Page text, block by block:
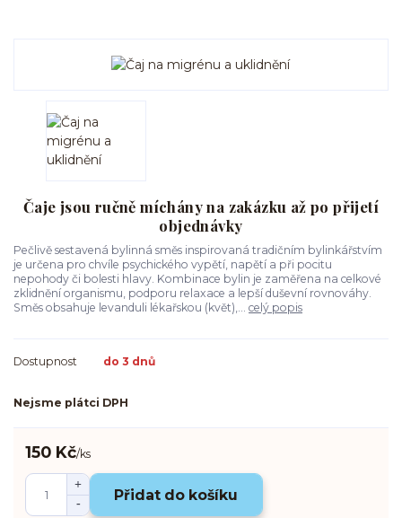
Čaje jsou ručně míchány na zakázku až po přijetí
objednávky
Pečlivě sestavená bylinná směs inspirovaná tradičním bylinkářstvím
je určena pro chvíle psychického vypětí, napětí a při pocitu
nepohody či bolesti hlavy. Kombinace bylin je zaměřena na celkové
zklidnění organismu, podporu relaxace a lepší duševní rovnováhy.
Směs obsahuje levanduli lékařskou (květ),... celý popis
Dostupnost do 3 dnů
Nejsme plátci DPH
150 Kč/ks
Přidat do košíku